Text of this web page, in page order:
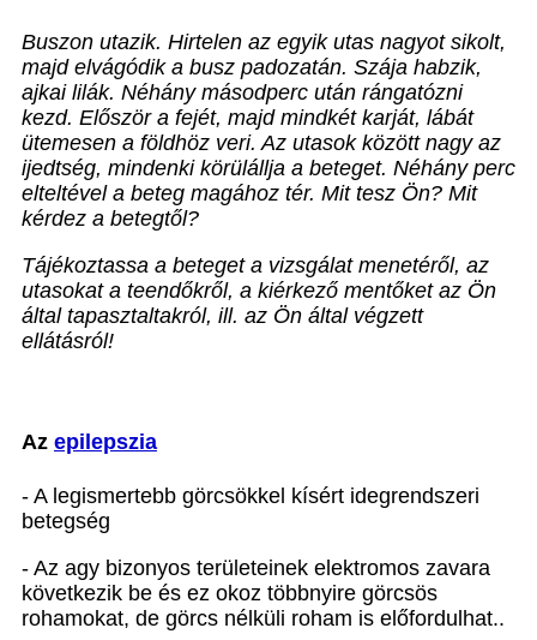
Buszon utazik. Hirtelen az egyik utas nagyot sikolt,
majd elvágódik a busz padozatán. Szája habzik,
ajkai lilák. Néhány másodperc után rángatózni
kezd. Először a fejét, majd mindkét karját, lábát
ütemesen a földhöz veri. Az utasok között nagy az
ijedtség, mindenki körülállja a beteget. Néhány perc
elteltével a beteg magához tér. Mit tesz Ön? Mit
kérdez a betegtől?
Tájékoztassa a beteget a vizsgálat menetéről, az
utasokat a teendőkről, a kiérkező mentőket az Ön
által tapasztaltakról, ill. az Ön által végzett
ellátásról!
Az epilepszia
- A legismertebb görcsökkel kísért idegrendszeri
betegség
- Az agy bizonyos területeinek elektromos zavara
következik be és ez okoz többnyire görcsös
rohamokat, de görcs nélküli roham is előfordulhat..